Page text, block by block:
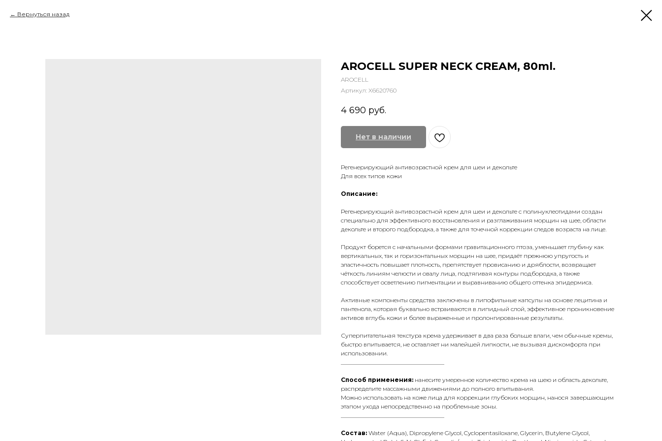
Вернуться назад
AROCELL SUPER NECK CREAM, 80ml.
AROCELL
Артикул: X6620760
4 690 руб.
Нет в наличии
Регенерирующий антивозрастной крем для шеи и декольте
Для всех типов кожи
Описание:
Регенерирующий антивозрастной крем для шеи и декольте с полинуклеотидами создан
специально для эффективного восстановления и разглаживания морщин на шее, области
декольте и второго подбородка, а также для точечной коррекции следов возраста на лице.
Продукт борется с начальными формами гравитационного птоза, уменьшает глубину как
вертикальных, так и горизонтальных морщин на шее, придаёт прежнюю упругость и
эластичность повышает плотность, препятствует провисанию и дряблости, возвращает
чёткость линиям челюсти и овалу лица, подтягивая контуры подбородка, а также
способствует осветлению пигментации и выравниванию общего оттенка эпидермиса.
Активные компоненты средства заключены в липофильные капсулы на основе лецитина и
пантенола, которая буквально встраиваются в липидный слой, эффективное проникновение
активов вглубь кожи и более выраженные и пролонгированные результаты.
Суперпитательная текстура крема удерживает в два раза больше влаги, чем обычные кремы,
быстро впитывается, не оставляет ни малейшей липкости, не вызывая дискомфорта при
использовании.
Способ применения: нанесите умеренное количество крема на шею и область декольте,
распределите массажными движениями до полного впитывания.
Можно использовать на коже лица для коррекции глубоких морщин, нанося завершающим
этапом ухода непосредственно на проблемные зоны.
Состав: Water (Аqua), Dipropylene Glycol, Cyclopentasiloxane, Glycerin, Butylene Glycol,